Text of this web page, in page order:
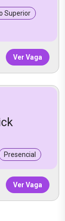
Superior
Ver Vaga
Presencial
Ver Vaga